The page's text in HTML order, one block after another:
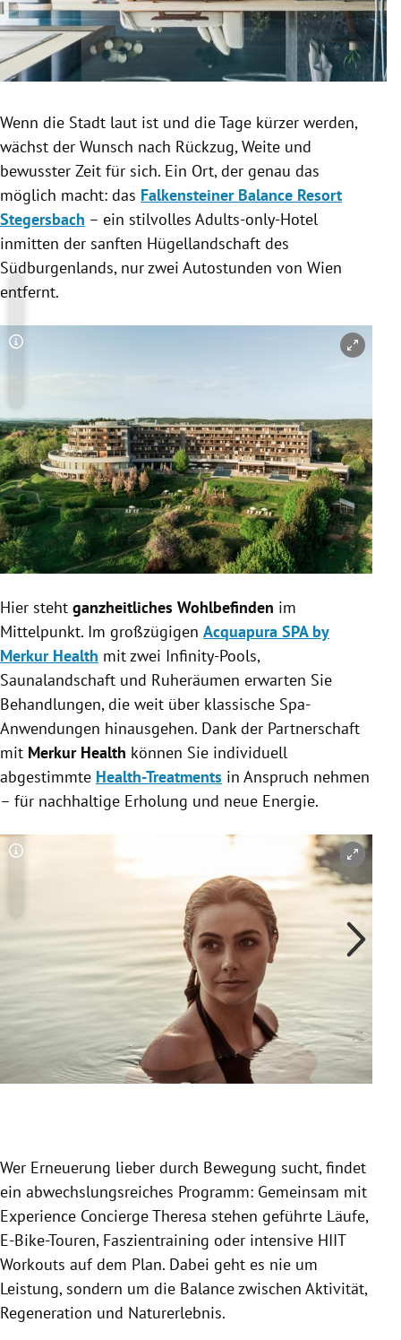
Untermenü
Untermenü
Wenn die Stadt laut ist und die Tage kürzer werden,
wächst der Wunsch nach Rückzug, Weite und
bewusster Zeit für sich. Ein Ort, der genau das
möglich macht: das Falkensteiner Balance Resort
Stegersbach – ein stilvolles Adults-only-Hotel
inmitten der sanften Hügellandschaft des
Südburgenlands, nur zwei Autostunden von Wien
entfernt.
Copyright-Hinweis öffnen/schließen
Hier steht ganzheitliches Wohlbefinden im
Mittelpunkt. Im großzügigen Acquapura SPA by
Merkur Health mit zwei Infinity-Pools,
Saunalandschaft und Ruheräumen erwarten Sie
Behandlungen, die weit über klassische Spa-
Anwendungen hinausgehen. Dank der Partnerschaft
mit Merkur Health können Sie individuell
abgestimmte Health-Treatments in Anspruch nehmen
– für nachhaltige Erholung und neue Energie.
Copyright-Hinweis öffnen/schließen
Wer Erneuerung lieber durch Bewegung sucht, findet
ein abwechslungsreiches Programm: Gemeinsam mit
Experience Concierge Theresa stehen geführte Läufe,
E-Bike-Touren, Faszientraining oder intensive HIIT
Workouts auf dem Plan. Dabei geht es nie um
Leistung, sondern um die Balance zwischen Aktivität,
Regeneration und Naturerlebnis.